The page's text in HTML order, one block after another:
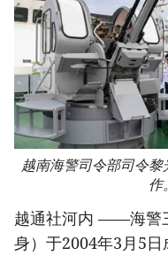
越南海警司令部司令
作
越通社河内 ——海警
身）于2004年3月5